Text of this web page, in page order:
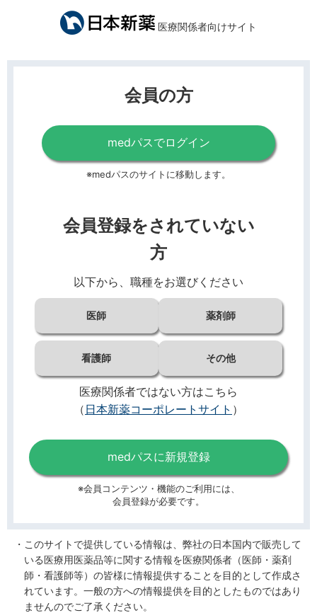
医療関係者向けサイト
会員の方
medパスでログイン
※medパスのサイトに移動します。
会員登録をされていない
方
以下から、職種をお選びください
医師 薬剤師
看護師 その他
医療関係者ではない方はこちら
（ 日本新薬コーポレートサイト ）
medパスに新規登録
※会員コンテンツ・機能のご利用には、
会員登録が必要です。
このサイトで提供している情報は、弊社の日本国内で販売して
いる医療用医薬品等に関する情報を医療関係者（医師・薬剤
師・看護師等）の皆様に情報提供することを目的として作成さ
れています。一般の方への情報提供を目的としたものではあり
ませんのでご了承ください。